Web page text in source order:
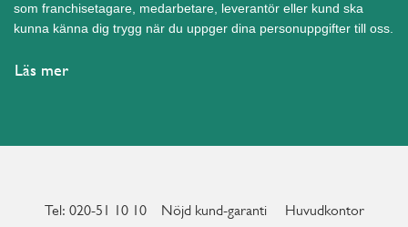
som franchisetagare, medarbetare, leverantör eller kund ska
kunna känna dig trygg när du uppger dina personuppgifter till oss.
Läs mer
Tel: 020-51 10 10 Nöjd kund-garanti Huvudkontor